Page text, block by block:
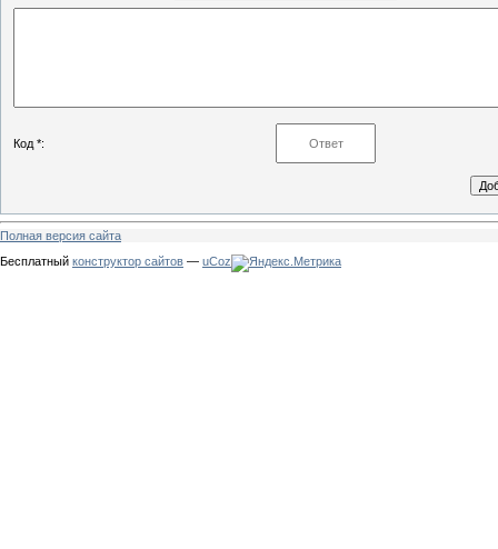
Код *:
Полная версия сайта
Бесплатный конструктор сайтов — uCoz